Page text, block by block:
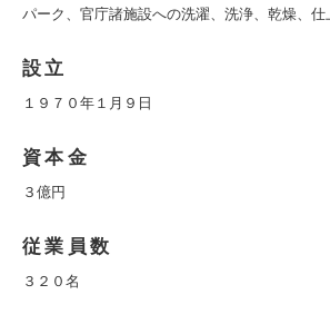
パーク、官庁諸施設への洗濯、洗浄、乾燥、仕
設立
１９７０年１月９日
資本金
３億円
従業員数
３２０名